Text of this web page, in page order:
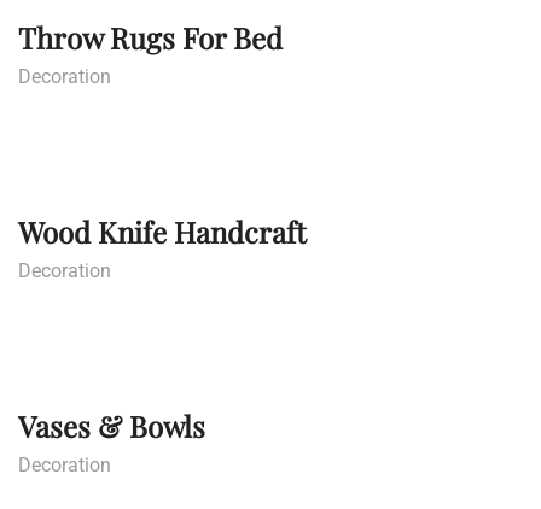
Throw Rugs For Bed
Decoration
Wood Knife Handcraft
Decoration
Vases & Bowls
Decoration